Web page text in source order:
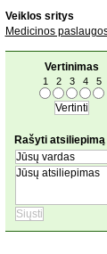
Veiklos sritys
Medicinos
Vertinimas
1 2 3 4 5
Rašyti atsiliepimą